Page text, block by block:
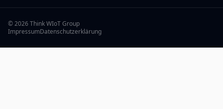
© 2026 Think WIoT Group
ImpressumDatenschutzerklärung